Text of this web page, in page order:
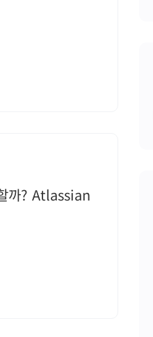
까? Atlassian